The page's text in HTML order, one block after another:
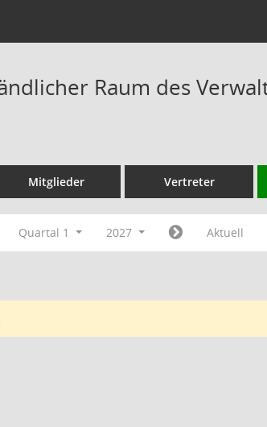
Raum des
Mitglieder Vertreter
Quartal 1 2027 Aktuell